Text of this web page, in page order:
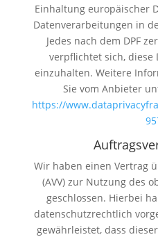
Einhaltung europäischer
Datenverarbeitungen in
Jedes nach dem DPF
verpflichtet sich, diese
einzuhalten. Weitere
Sie vom Anbieter
https://
Wir haben einen Vertrag
(AVV) zur Nutzung des
geschlossen. Hierbei
datenschutzrechtlich
gewährleistet, dass